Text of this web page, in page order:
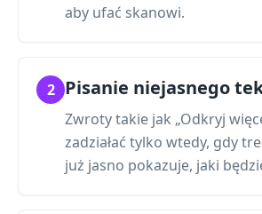
aby ufać skanowi.
2 Pisanie niejasnego
Zwroty takie jak „Odkryj
zadziałać tylko wtedy, gdy
już jasno pokazuje, jaki